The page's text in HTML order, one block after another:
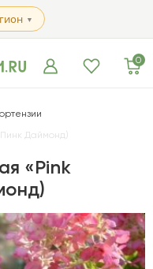
▼
0
Даймонд)
«Pink